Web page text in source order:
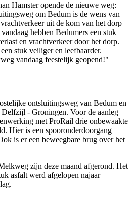
Hamster opende de nieuwe weg:
om Bedum is de wens van
uit de kom van het dorp
hebben Bedumers een stuk
en vrachtverkeer door het dorp.
stuk veiliger en leefbaarder.
vandaag feestelijk geopend!"
ontsluitingsweg van Bedum en
- Groningen. Voor de aanleg
met ProRail drie onbewaakte
Hier is een spooronderdoorgang
is er een beweegbare brug over het
zijn deze maand afgerond. Het
asfalt werd afgelopen najaar